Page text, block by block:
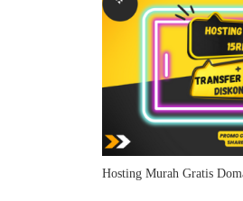
Hosting Murah Gratis